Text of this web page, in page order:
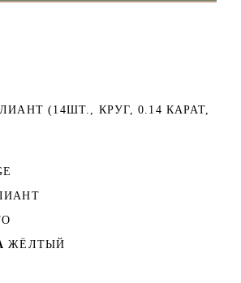
(14ШТ., КРУГ, 0.14 КАРАТ,
ЖЁЛТЫЙ